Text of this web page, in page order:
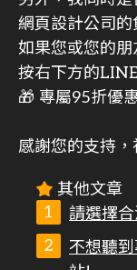
網頁設計公司的
如果您或您的
按右下方的
🎁 專屬95折優
感謝您的支持，
其他文章
請選擇
不想聽